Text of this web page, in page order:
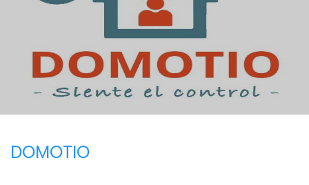
DOMOTIO